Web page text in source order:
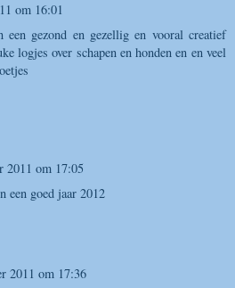
om 16:01
een gezond en gezellig en vooral creatief
logjes over schapen en honden en en veel
2011 om 17:05
een goed jaar 2012
2011 om 17:36